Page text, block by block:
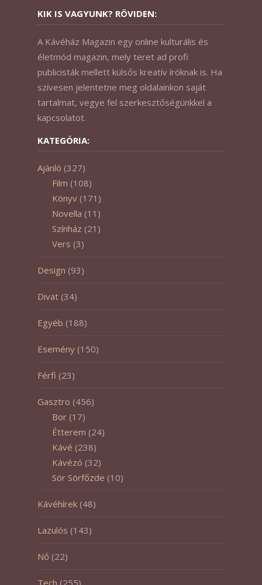
KIK IS VAGYUNK? RÖVIDEN:
A Kávéház Magazin egy online kulturális és
életmód magazin, mely teret ad profi
publicisták mellett külsős kreatív íróknak is. Ha
szívesen jelentetne meg oldalainkon saját
tartalmat, vegye fel szerkesztőségünkkel a
kapcsolatot.
KATEGÓRIA:
Ajánló (327)
Film (108)
Könyv (171)
Novella (11)
Színház (21)
Vers (3)
Design (93)
Divat (34)
Egyéb (188)
Esemény (150)
Férfi (23)
Gasztro (456)
Bor (17)
Étterem (24)
Kávé (238)
Kávézó (32)
Sör Sörfőzde (10)
Kávéhírek (48)
Lazulós (143)
Nő (22)